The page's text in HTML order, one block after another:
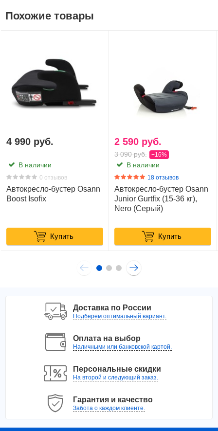
Похожие товары
4 990 руб.
В наличии
0 отзывов
Автокресло-бустер Osann
Boost Isofix
Купить
2 590 руб.
3 090 руб. −16%
В наличии
18 отзывов
Автокресло-бустер Osann
Junior Gurtfix (15-36 кг),
Nero (Серый)
Купить
Доставка по России
Подберем оптимальный вариант.
Оплата на выбор
Наличными или банковской картой.
Персональные скидки
На второй и следующий заказ.
Гарантия и качество
Забота о каждом клиенте.